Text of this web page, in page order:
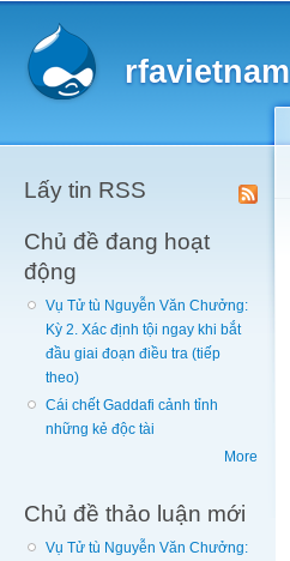
rfavietnam
Lấy tin RSS
Chủ đề đang hoạt
động
Vụ Tử tù Nguyễn Văn Chưởng:
Kỳ 2. Xác định tội ngay khi bắt
đầu giai đoạn điều tra (tiếp
theo)
Cái chết Gaddafi cảnh tỉnh
những kẻ độc tài
More
Chủ đề thảo luận mới
Vụ Tử tù Nguyễn Văn Chưởng: